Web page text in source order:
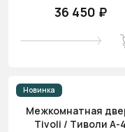
36 450 ₽
Новинка
Межкомнатная
Tivoli / Тиволи А-4